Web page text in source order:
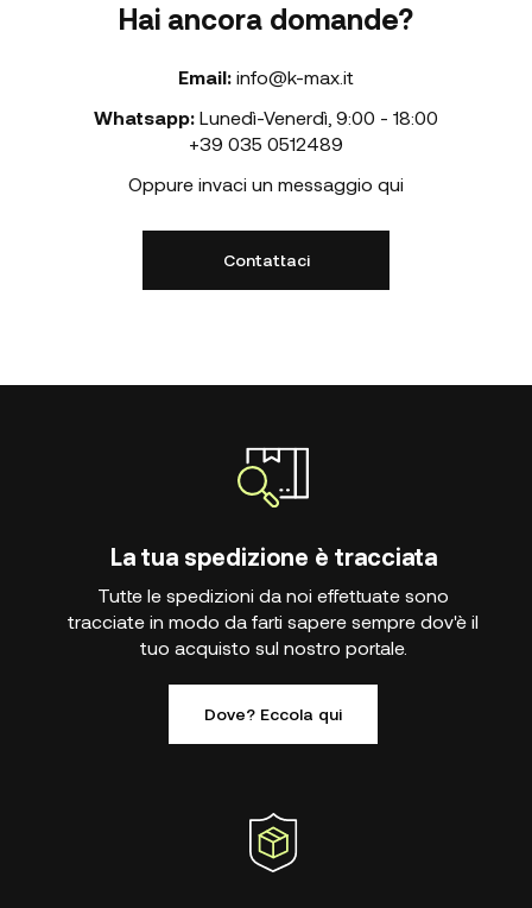
Hai ancora domande?
Email: info@k-max.it
Whatsapp: Lunedì-Venerdì 9:00 - 18:00
+39 035 0512489
Oppure invaci un messaggio qui
Contattaci
La tua spedizione è tracciata
Tutte le spedizioni da noi effettuate sono
tracciate in modo da farti sapere sempre dov'è il
tuo acquisto sul nostro portale.
Dove? Eccola qui